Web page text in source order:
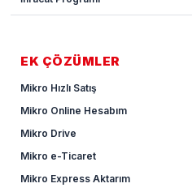
EK ÇÖZÜMLER
Mikro Hızlı Satış
Mikro Online Hesabım
Mikro Drive
Mikro e-Ticaret
Mikro Express Aktarım